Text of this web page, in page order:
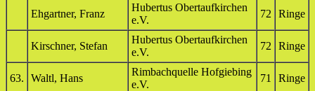
Ehgartner, Franz
Hubertus Obertaufkirchen
e.V.
72 Ringe
Kirschner, Stefan
Hubertus Obertaufkirchen
e.V.
72 Ringe
63. Waltl, Hans
Rimbachquelle Hofgiebing
e.V.
71 Ringe